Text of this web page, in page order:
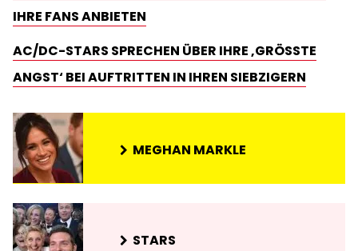
IHRE FANS ANBIETEN
AC/DC-STARS SPRECHEN ÜBER IHRE ‚GRÖSSTE A
NGST‘ BEI AUFTRITTEN IN IHREN SIEBZIGERN
MEGHAN MARKLE
STARS